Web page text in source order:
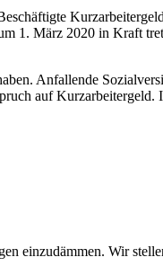
1. März 2020 in Kraft
Anfallende
auf Kurzarbeitergeld.
einzudämmen. Wir